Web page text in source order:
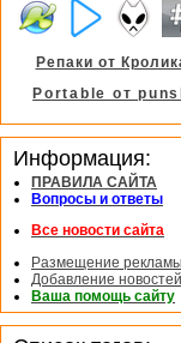
Репаки от
Portable от
Информация:
ПРАВИЛА САЙТА
Вопросы и ответы
Все новости сайта
Размещение рекламы
Добавление новостей
Ваша помощь сайту